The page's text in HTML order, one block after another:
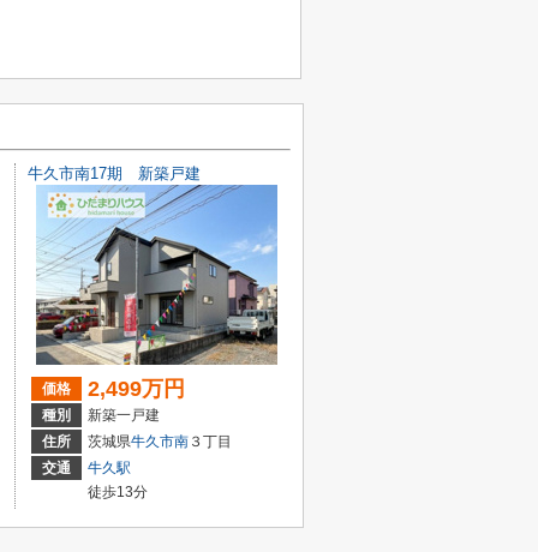
牛久市南17期 新築戸建
価格 2,499万円
種別
新築一戸建
住所
茨城県牛久市南 ３丁目
交通
牛久駅
徒歩13分